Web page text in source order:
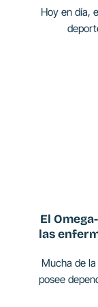
Hoy en día,
El
las
Mucha de
posee